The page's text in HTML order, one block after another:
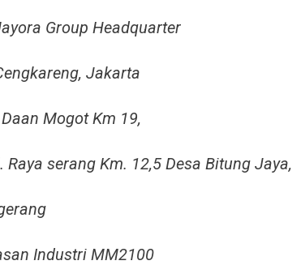
Group Headquarter
Jakarta
Mogot Km 19,
serang Km. 12,5 Desa Bitung Jaya,
Industri MM2100